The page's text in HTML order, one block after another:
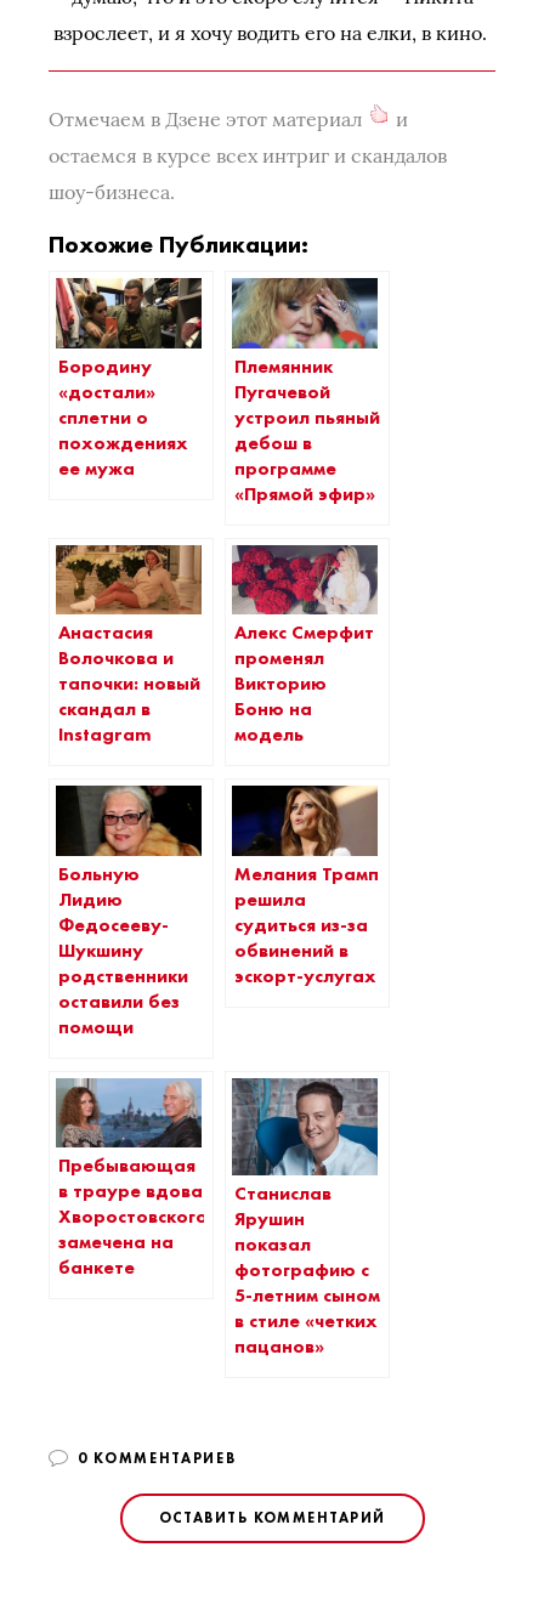
взрослеет, и я хочу водить его на елки, в кино.
Отмечаем в Дзене этот материал
и
остаемся в курсе всех интриг и скандалов
шоу-бизнеса.
Похожие Публикации:
Бородину
«достали»
сплетни о
похождениях
ее мужа
Племянник
Пугачевой
устроил пьяный
дебош в
программе
«Прямой эфир»
Анастасия
Волочкова и
тапочки: новый
скандал в
Instagram
Алекс Смерфит
променял
Викторию
Боню на
модель
Больную
Лидию
Федосееву-
Шукшину
родственники
оставили без
помощи
Мелания Трамп
решила
судиться из-за
обвинений в
эскорт-услугах
Пребывающая
в трауре вдова
Хворостовского
замечена на
банкете
Станислав
Ярушин
показал
фотографию с
5-летним сыном
в стиле «четких
пацанов»
0 КОММЕНТАРИЕВ
ОСТАВИТЬ КОММЕНТАРИЙ